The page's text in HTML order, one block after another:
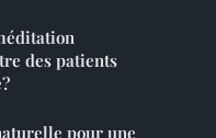
des patients
pour une